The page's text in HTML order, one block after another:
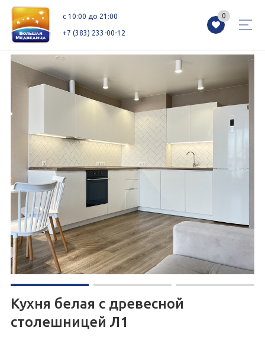
+7 (383) 233-00-12
c 10:00 до 21:00 0
Каталог Акции
Как добраться Сервисы
Схемы этажей Новоселам
+7 (383) 233-00-12
c 10:00 до 21:00
Кухня белая с древесной
столешницей Л1